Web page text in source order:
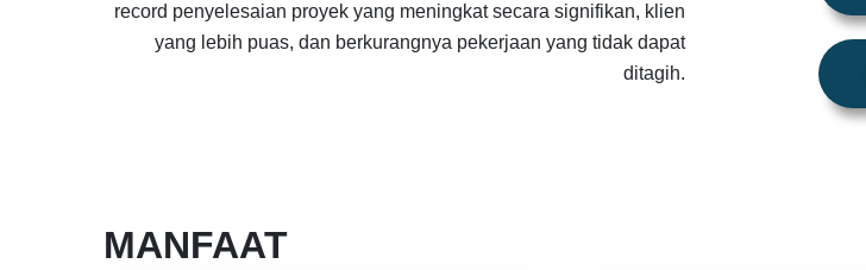
record penyelesaian proyek yang meningkat secara signifikan, klien
yang lebih puas, dan berkurangnya pekerjaan yang tidak dapat
ditagih.
MANFAAT